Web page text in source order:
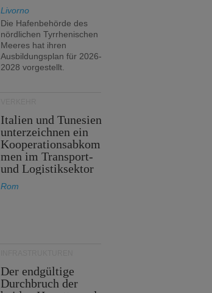
Livorno
Die Hafenbehörde des
nördlichen Tyrrhenischen
Meeres hat ihren
Ausbildungsplan für 2026-
2028 vorgestellt.
Italien und Tunesien
unterzeichnen ein
Kooperationsabkom
men im Transport-
und Logistiksektor
Rom
Der endgültige
Durchbruch der